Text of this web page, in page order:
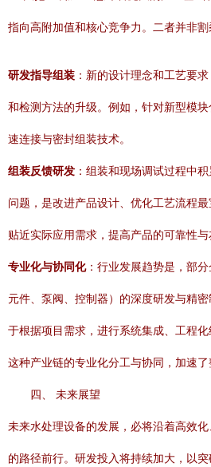
指向高附加值和核心竞争力。二者并非割
研发指导组装 ：新的设计理念和工艺要
和检测方法的升级。例如，针对新型模
速连接与密封组装技术。
组装反馈研发 ：组装和现场调试过程中
问题，是改进产品设计、优化工艺流程
贴近实际应用需求，提高产品的可靠性与
专业化与协同化：行业发展趋势是，部
元件、泵阀、控制器）的深度研发与精
于根据项目需求，进行系统集成、工程化
这种产业链的专业化分工与协同，加速了
四、 未来展望
未来水处理设备的发展，必将沿着高效
的路径前行。研发投入将持续加大，以